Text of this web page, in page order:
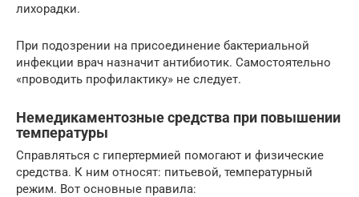
лихорадки.
При подозрении на присоединение бактериальной
инфекции врач назначит антибиотик. Самостоятельно
«проводить профилактику» не следует.
Немедикаментозные средства при повышении
температуры
Справляться с гипертермией помогают и физические
средства. К ним относят: питьевой, температурный
режим. Вот основные правила: